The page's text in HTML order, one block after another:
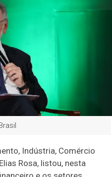
Indústria, Comércio
Rosa, listou, nesta